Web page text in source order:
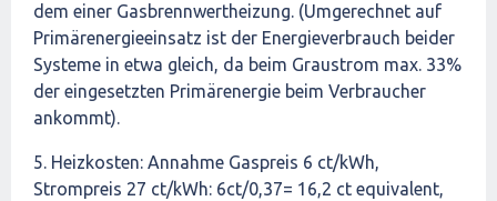
dem einer Gasbrennwertheizung. (Umgerechnet auf
Primärenergieeinsatz ist der Energieverbrauch beider
Systeme in etwa gleich, da beim Graustrom max. 33%
der eingesetzten Primärenergie beim Verbraucher
ankommt).
5. Heizkosten: Annahme Gaspreis 6 ct/kWh,
Strompreis 27 ct/kWh: 6ct/0,37= 16,2 ct equivalent,